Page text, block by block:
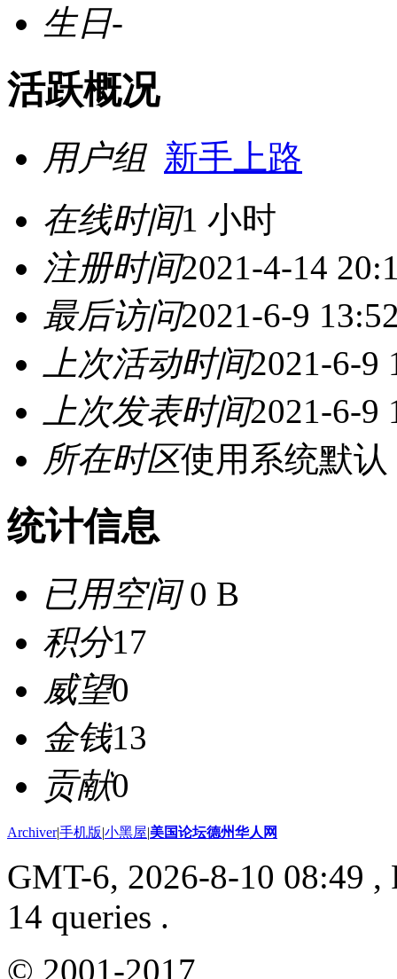
生日-
活跃概况
用户组 新手上路
在线时间1 小时
注册时间2021-4-14
最后访问2021-6-9
上次活动时间2021-6-9
上次发表时间2021-6-9
所在时区使用系统默认
统计信息
已用空间0 B
积分17
威望0
金钱13
贡献0
Archiver|手机版|小黑屋|美国论坛德州华人网
GMT-6, 2026-8-10 08:49 ,
14 queries .
© 2001-2017